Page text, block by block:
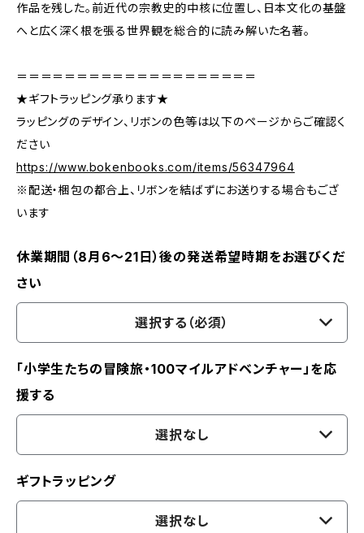
作品を残した。前近代の宗教史的中核に位置し、日本文化の基盤
へと広く深く根を張る世界観を総合的に読み解いた名著。
＝＝＝＝＝＝＝＝＝＝＝＝＝＝＝＝＝＝＝＝
★ギフトラッピング承ります★
ラッピングのデザイン、リボンの色等は以下のページからご確認く
ださい
https://www.bokenbooks.com/items/56347964
※配送・梱包の都合上、リボンを結ばずにお送りする場合もござ
います
休業期間（8月6〜21日）後の発送希望時期をお選びくだ
さい
選択する（必須）
「小学生たちの冒険旅・100マイルアドベンチャー」を応
援する
選択なし
ギフトラッピング
選択なし